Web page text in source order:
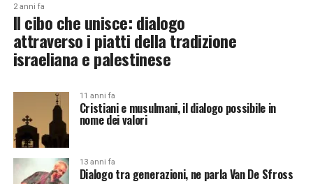
2 anni fa
Il cibo che unisce: dialogo
attraverso i piatti della tradizione
israeliana e palestinese
11 anni fa
Cristiani e musulmani, il dialogo possibile in
nome dei valori
13 anni fa
Dialogo tra generazioni, ne parla Van De Sfross